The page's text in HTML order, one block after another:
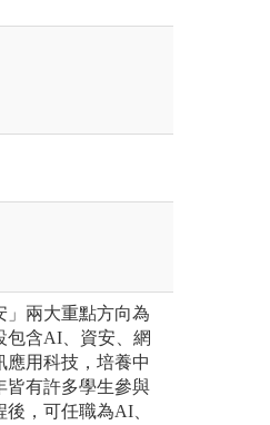
」兩大重點方向為
包含AI、資安、網
應用科技，培養中
皆有許多學生參與
，可任職為AI、